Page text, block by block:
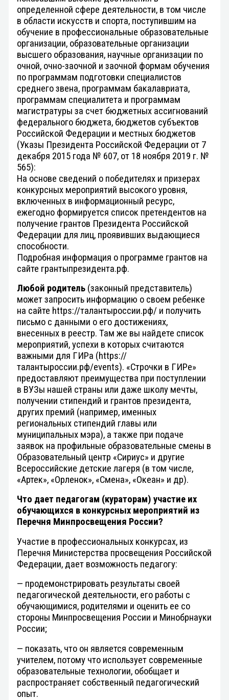
определенной сфере деятельности, в том числе
в области искусств и спорта, поступившим на
обучение в профессиональные образовательные
организации, образовательные организации
высшего образования, научные организации по
очной, очно-заочной и заочной формам обучения
по программам подготовки специалистов
среднего звена, программам бакалавриата,
программам специалитета и программам
магистратуры за счет бюджетных ассигнований
федерального бюджета, бюджетов субъектов
Российской Федерации и местных бюджетов
(Указы Президента Российской Федерации от 7
декабря 2015 года № 607, от 18 ноября 2019 г. №
565):
На основе сведений о победителях и призерах
конкурсных мероприятий высокого уровня,
включенных в информационный ресурс,
ежегодно формируется список претендентов на
получение грантов Президента Российской
Федерации для лиц, проявивших выдающиеся
способности.
Подробная информация о программе грантов на
сайте грантыпрезидента.рф.
Любой родитель (законный представитель)
может запросить информацию о своем ребенке
на сайте https://талантыроссии.рф/ и получить
письмо с данными о его достижениях,
внесенных в реестр. Там же вы найдете список
мероприятий, успехи в которых считаются
важными для ГИРа (https://
талантыроссии.рф/events). «Строчки в ГИРе»
предоставляют преимущества при поступлении
в ВУЗы нашей страны или даже школу мечты,
получении стипендий и грантов президента,
других премий (например, именных
региональных стипендий главы или
муниципальных мэра), а также при подаче
заявок на профильные образовательные смены в
Образовательный центр «Сириус» и другие
Всероссийские детские лагеря (в том числе,
«Артек», «Орленок», «Смена», «Океан» и др).
Что дает педагогам (кураторам) участие их
обучающихся в конкурсных мероприятий из
Перечня Минпросвещения России?
Участие в профессиональных конкурсах, из
Перечня Министерства просвещения Российской
Федерации, дает возможность педагогу:
— продемонстрировать результаты своей
педагогической деятельности, его работы с
обучающимися, родителями и оценить ее со
стороны Минпросвещения России и Минобрнауки
России;
— показать, что он является современным
учителем, потому что использует современные
образовательные технологии, обобщает и
распространяет собственный педагогический
опыт.